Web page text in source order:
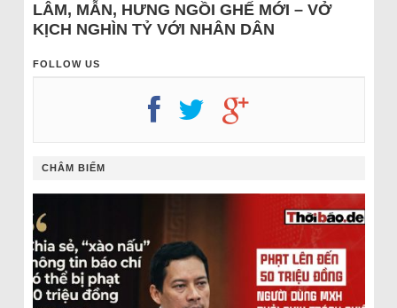
LÂM, MẪN, HƯNG NGỒI GHẾ MỚI – VỞ
KỊCH NGHÌN TỶ VỚI NHÂN DÂN
FOLLOW US
CHÂM BIẾM